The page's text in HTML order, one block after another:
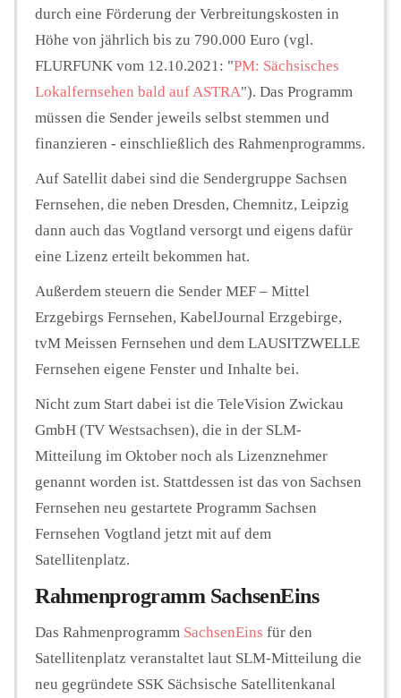
durch eine Förderung der Verbreitungskosten in
Höhe von jährlich bis zu 790.000 Euro (vgl.
FLURFUNK vom 12.10.2021: "PM: Sächsisches
Lokalfernsehen bald auf ASTRA"). Das Programm
müssen die Sender jeweils selbst stemmen und
finanzieren - einschließlich des Rahmenprogramms.
Auf Satellit dabei sind die Sendergruppe Sachsen
Fernsehen, die neben Dresden, Chemnitz, Leipzig
dann auch das Vogtland versorgt und eigens dafür
eine Lizenz erteilt bekommen hat.
Außerdem steuern die Sender MEF – Mittel
Erzgebirgs Fernsehen, KabelJournal Erzgebirge,
tvM Meissen Fernsehen und dem LAUSITZWELLE
Fernsehen eigene Fenster und Inhalte bei.
Nicht zum Start dabei ist die TeleVision Zwickau
GmbH (TV Westsachsen), die in der SLM-
Mitteilung im Oktober noch als Lizenznehmer
genannt worden ist. Stattdessen ist das von Sachsen
Fernsehen neu gestartete Programm Sachsen
Fernsehen Vogtland jetzt mit auf dem
Satellitenplatz.
Rahmenprogramm SachsenEins
Das Rahmenprogramm SachsenEins für den
Satellitenplatz veranstaltet laut SLM-Mitteilung die
neu gegründete SSK Sächsische Satellitenkanal